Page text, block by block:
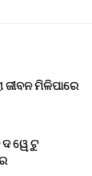
ଜୀବନ ମିଳିପାରେ
ୱେ ଟୁ